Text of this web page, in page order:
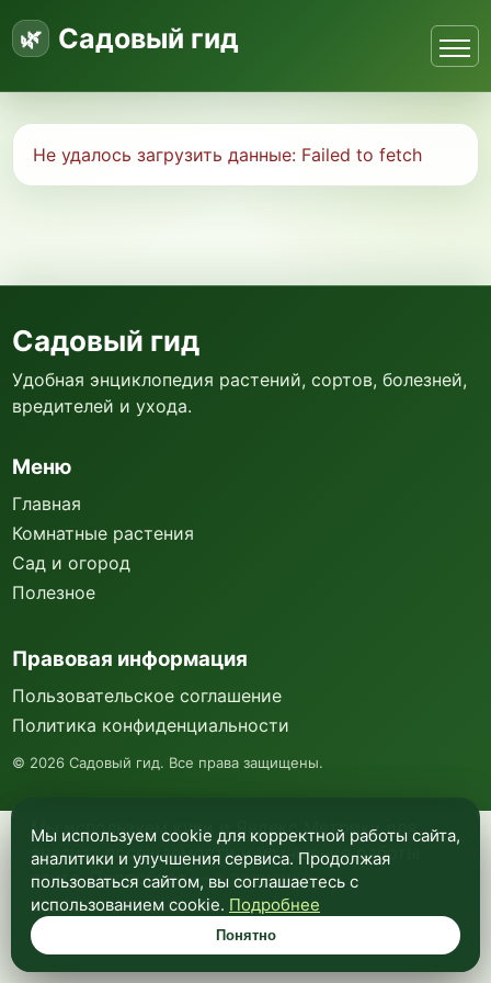
Садовый гид
Не удалось загрузить данные: Failed to fetch
Мы используем куки и Яндекс Метрику для
анализа посещаемости и улучшения работы
сайта. Подробнее —в политике
конфиденциальности.
Понятно
Садовый гид
Удобная энциклопедия растений, сортов, болезней,
вредителей и ухода.
Меню
Главная
Комнатные растения
Сад и огород
Полезное
Правовая информация
Пользовательское соглашение
Политика конфиденциальности
© 2026 Садовый гид. Все права защищены.
Мы используем cookie для корректной работы сайта,
аналитики и улучшения сервиса. Продолжая
пользоваться сайтом, вы соглашаетесь с
использованием cookie. Подробнее
Понятно